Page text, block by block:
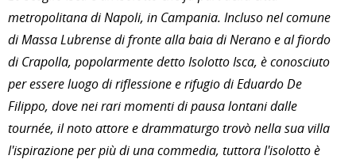
metropolitana di Napoli, in Campania. Incluso nel comune
di Massa Lubrense di fronte alla baia di Nerano e al fiordo
di Crapolla, popolarmente detto Isolotto Isca, è conosciuto
per essere luogo di riflessione e rifugio di Eduardo De
Filippo, dove nei rari momenti di pausa lontani dalle
tournée, il noto attore e drammaturgo trovò nella sua villa
l'ispirazione per più di una commedia, tuttora l'isolotto è